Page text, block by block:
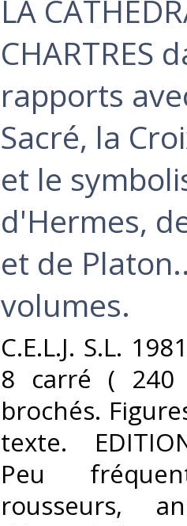
‎LA
CHARTRES
rapports
Sacré, la
et le
d'Hermes,
et de
volumes.‎
‎C.E.L.J. S.L.
8 carré (
brochés.
texte.
Peu
rousseurs,